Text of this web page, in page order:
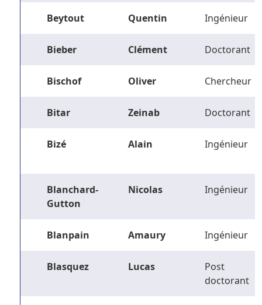
Beytout Quentin Ingénieur
Bieber Clément Doctorant
Bischof Oliver Chercheur
Bitar Zeinab Doctorant
Bizé Alain Ingénieur
Blanchard-
Gutton
Nicolas Ingénieur
Blanpain Amaury Ingénieur
Blasquez Lucas
Post
doctorant